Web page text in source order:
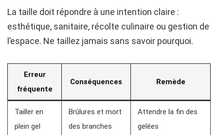
La taille doit répondre à une intention claire :
esthétique, sanitaire, récolte culinaire ou gestion de
l’espace. Ne taillez jamais sans savoir pourquoi.
Erreur
fréquente
Conséquences Remède
Tailler en
plein gel
Brûlures et mort
des branches
Attendre la fin des
gelées